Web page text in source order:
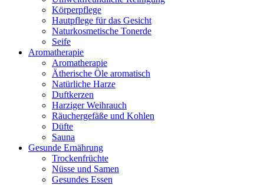
Körperpflege
Hautpflege für das Gesicht
Naturkosmetische Tonerde
Seife
Aromatherapie
Aromatherapie
Ätherische Öle aromatisch
Natürliche Harze
Duftkerzen
Harziger Weihrauch
Räuchergefäße und Kohlen
Düfte
Sauna
Gesunde Ernährung
Trockenfrüchte
Nüsse und Samen
Gesundes Essen